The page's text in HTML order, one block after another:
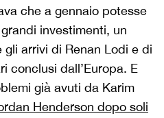
che a gennaio potesse
investimenti, un
gli arrivi di Renan Lodi e di
conclusi dall’Europa. E
già avuti da Karim
Henderson dopo soli